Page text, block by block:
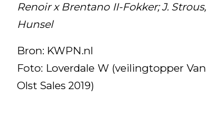
Renoir x Brentano II-Fokker; J. Strous,
Hunsel
Bron: KWPN.nl
Foto: Loverdale W (veilingtopper Van
Olst Sales 2019)